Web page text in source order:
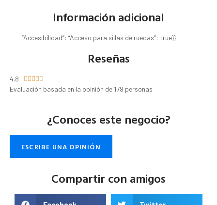
Información adicional
“Accesibilidad”: “Acceso para sillas de ruedas”: true}}
Reseñas
4.8     
Evaluación basada en la opinión de 179 personas
¿Conoces este negocio?
ESCRIBE UNA OPINIÓN
Compartir con amigos